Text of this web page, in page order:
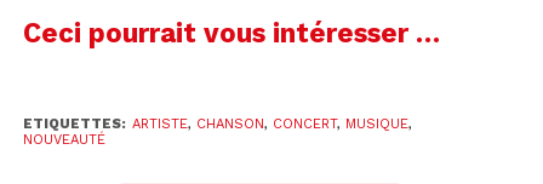
Ceci pourrait vous intéresser …
ETIQUETTES: ARTISTE, CHANSON, CONCERT, MUSIQUE,
NOUVEAUTÉ